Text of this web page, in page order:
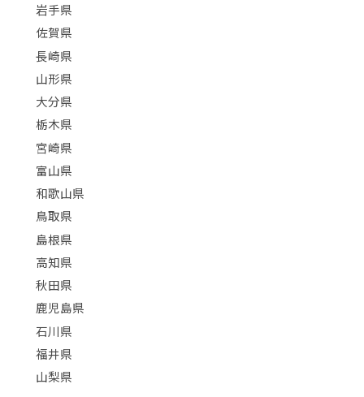
岩手県
佐賀県
長崎県
山形県
大分県
栃木県
宮崎県
富山県
和歌山県
鳥取県
島根県
高知県
秋田県
鹿児島県
石川県
福井県
山梨県